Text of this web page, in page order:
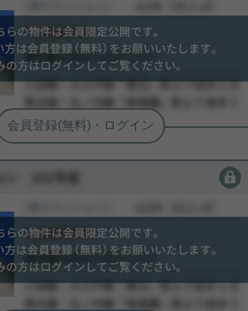
リノベーションして販売開始！ 是非一度見て頂きた
い物件です♪ 詳細はお気軽にお問い合わせ下さい。
お待ちしております。
会員限定
会員限定
-
会員限定
会員限定
-